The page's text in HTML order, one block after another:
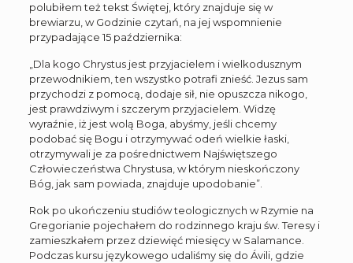
polubiłem też tekst Świętej, który znajduje się w
brewiarzu, w Godzinie czytań, na jej wspomnienie
przypadające 15 października:
„Dla kogo Chrystus jest przyjacielem i wielkodusznym
przewodnikiem, ten wszystko potrafi znieść. Jezus sam
przychodzi z pomocą, dodaje sił, nie opuszcza nikogo,
jest prawdziwym i szczerym przyjacielem. Widzę
wyraźnie, iż jest wolą Boga, abyśmy, jeśli chcemy
podobać się Bogu i otrzymywać odeń wielkie łaski,
otrzymywali je za pośrednictwem Najświętszego
Człowieczeństwa Chrystusa, w którym nieskończony
Bóg, jak sam powiada, znajduje upodobanie”.
Rok po ukończeniu studiów teologicznych w Rzymie na
Gregorianie pojechałem do rodzinnego kraju św. Teresy i
zamieszkałem przez dziewięć miesięcy w Salamance.
Podczas kursu językowego udaliśmy się do Ávili, gdzie